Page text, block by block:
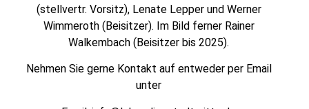
(stellvertr. Vorsitz), Lenate Lepper und Werner
Wimmeroth (Beisitzer). Im Bild ferner Rainer
Walkembach (Beisitzer bis 2025).
Nehmen Sie gerne Kontakt auf entweder per Email
unter